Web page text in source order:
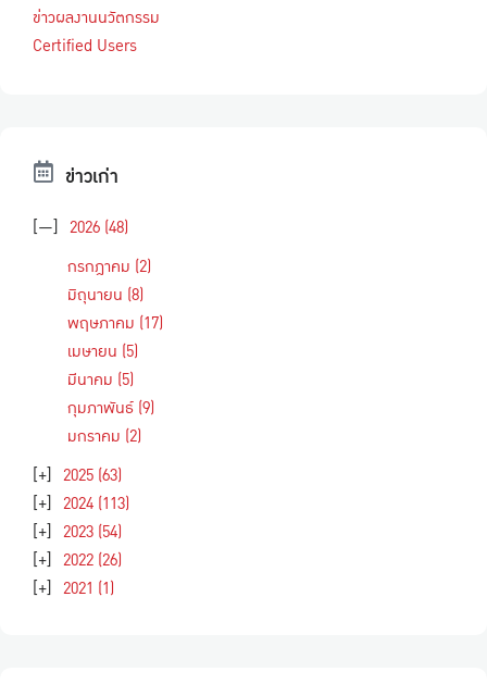
ข่าวผลงานนวัตกรรม
Certified Users
ข่าวเก่า
[—] 2026 (48)
กรกฎาคม (2)
มิถุนายน (8)
พฤษภาคม (17)
เมษายน (5)
มีนาคม (5)
กุมภาพันธ์ (9)
มกราคม (2)
[+] 2025 (63)
[+] 2024 (113)
[+] 2023 (54)
[+] 2022 (26)
[+] 2021 (1)